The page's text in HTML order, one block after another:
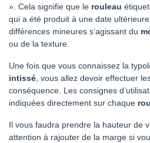
». Cela signifie que le rouleau
qui a été produit à une date
différences mineures s’agissant du
ou de la texture.
Une fois que vous connaissez la
intissé, vous allez devoir effectuer
conséquence. Les consignes
indiquées directement sur chaque
Il vous faudra prendre la hauteur de
attention à rajouter de la marge si